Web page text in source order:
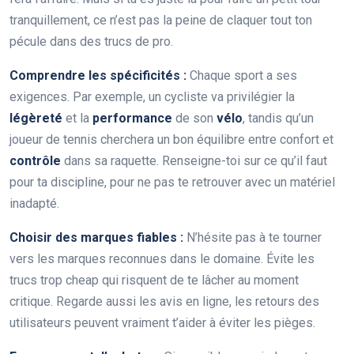
tranquillement, ce n’est pas la peine de claquer tout ton
pécule dans des trucs de pro.
Comprendre les spécificités : Chaque sport a ses
exigences. Par exemple, un cycliste va privilégier la
légèreté et la performance de son vélo, tandis qu’un
joueur de tennis cherchera un bon équilibre entre confort et
contrôle dans sa raquette. Renseigne-toi sur ce qu’il faut
pour ta discipline, pour ne pas te retrouver avec un matériel
inadapté.
Choisir des marques fiables : N’hésite pas à te tourner
vers les marques reconnues dans le domaine. Évite les
trucs trop cheap qui risquent de te lâcher au moment
critique. Regarde aussi les avis en ligne, les retours des
utilisateurs peuvent vraiment t’aider à éviter les pièges.